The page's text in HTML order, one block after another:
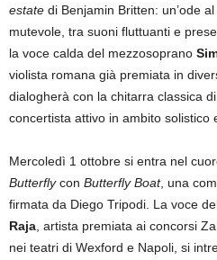
estate di Benjamin Britten: un’ode
mutevole, tra suoni fluttuanti e
la voce calda del mezzosoprano
violista romana già premiata in
dialogherà con la chitarra classica di
concertista attivo in ambito solistico
Mercoledì 1 ottobre si entra nel
Butterflycon Butterfly Boat, una
firmata da Diego Tripodi. La voce
Raja , artista premiata ai concorsi
nei teatri di Wexford e Napoli, si